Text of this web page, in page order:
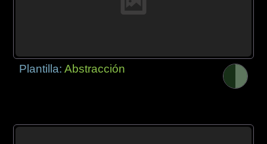
Plantilla:Abstracción